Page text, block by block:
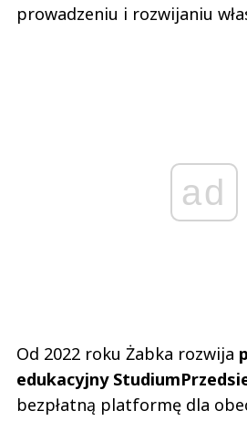
prowadzeniu i rozwijaniu
ad
Od 2022 roku Żabka rozwija
edukacyjny
bezpłatną platformę dla